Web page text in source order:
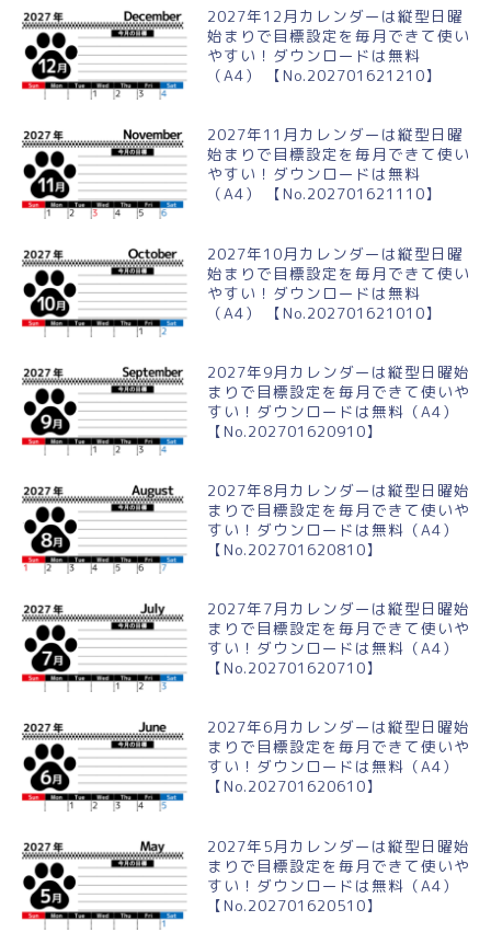
2027年12月カレンダーは縦型日曜
始まりで目標設定を毎月できて使い
やすい！ダウンロードは無料
（A4） 【No.202701621210】
2027年11月カレンダーは縦型日曜
始まりで目標設定を毎月できて使い
やすい！ダウンロードは無料
（A4） 【No.202701621110】
2027年10月カレンダーは縦型日曜
始まりで目標設定を毎月できて使い
やすい！ダウンロードは無料
（A4） 【No.202701621010】
2027年9月カレンダーは縦型日曜始
まりで目標設定を毎月できて使いや
すい！ダウンロードは無料（A4）
【No.202701620910】
2027年8月カレンダーは縦型日曜始
まりで目標設定を毎月できて使いや
すい！ダウンロードは無料（A4）
【No.202701620810】
2027年7月カレンダーは縦型日曜始
まりで目標設定を毎月できて使いや
すい！ダウンロードは無料（A4）
【No.202701620710】
2027年6月カレンダーは縦型日曜始
まりで目標設定を毎月できて使いや
すい！ダウンロードは無料（A4）
【No.202701620610】
2027年5月カレンダーは縦型日曜始
まりで目標設定を毎月できて使いや
すい！ダウンロードは無料（A4）
【No.202701620510】